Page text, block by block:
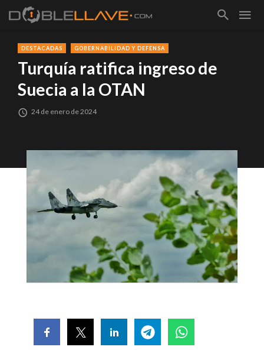
DESTACADAS GOBERNABILIDAD Y DEFENSA
Turquía ratifica ingreso de
Suecia a la OTAN
24 de enero de 2024